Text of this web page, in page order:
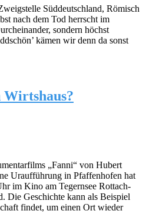
Süddeutschland, Römisch
nach dem Tod herrscht im
sondern höchst
kämen wir denn da sonst
„Fanni“ von Hubert
Uraufführung in Pfaffenhofen hat
im Kino am Tegernsee Rottach-
Die Geschichte kann als Beispiel
findet, um einen Ort wieder